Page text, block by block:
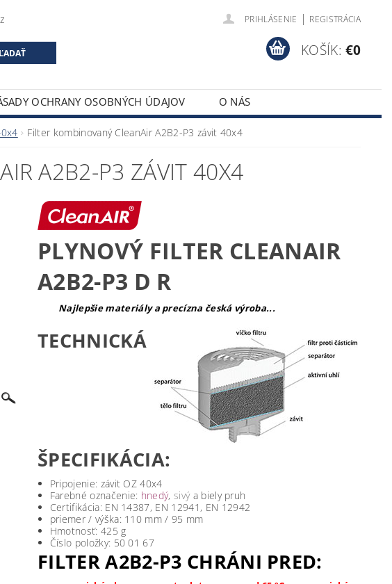
PRIHLÁSENIE | REGISTRÁCIA
KOŠÍK: €0
OCHRANY OSOBNÝCH ÚDAJOV O NÁS
Filter kombinovaný CleanAir A2B2-P3 závit 40x4
A2B2-P3 ZÁVIT 40X4
PLYNOVÝ FILTER CLEANAIR
A2B2-P3 D R
Najlepšie materiály a precízna česká výroba...
TECHNICKÁ
ŠPECIFIKÁCIA:
Pripojenie: závit OZ 40x4
Farebné označenie: hnedý,sivýa biely pruh
Certifikácia: EN 14387, EN 12941, EN 12942
priemer / výška: 110 mm / 95 mm
Hmotnosť: 425 g
Číslo položky: 50 01 67
FILTER A2B2-P3 CHRÁNI PRED: